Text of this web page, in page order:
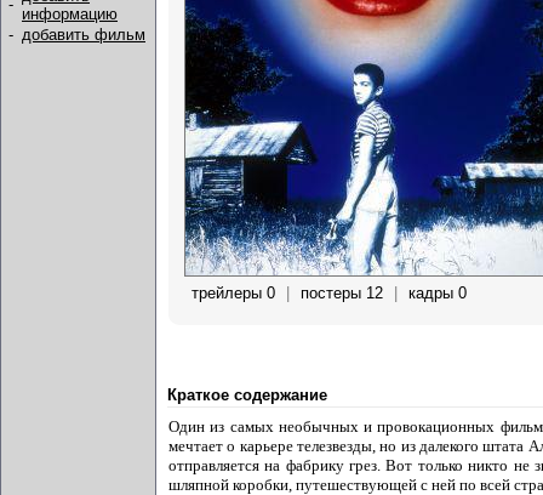
-
информацию
- добавить фильм
трейлеры 0 постеры 12 кадры 0
Краткое содержание
Один из самых необычных и провокационных
мечтает о карьере телезвезды, но из далекого
отправляется на фабрику грез. Вот только никто
шляпной коробки, путешествующей с ней по всей